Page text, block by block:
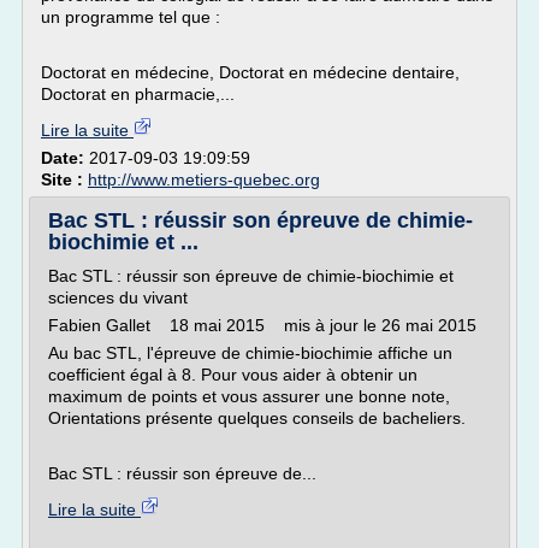
un programme tel que :
Doctorat en médecine, Doctorat en médecine dentaire,
Doctorat en pharmacie,...
Lire la suite
Date: 2017-09-03 19:09:59
Site : http://www.metiers-quebec.org
Bac STL : réussir son épreuve de chimie-
biochimie et ...
Bac STL : réussir son épreuve de chimie-biochimie et
sciences du vivant
Fabien Gallet 18 mai 2015 mis à jour le 26 mai 2015
Au bac STL, l'épreuve de chimie-biochimie affiche un
coefficient égal à 8. Pour vous aider à obtenir un
maximum de points et vous assurer une bonne note,
Orientations présente quelques conseils de bacheliers.
Bac STL : réussir son épreuve de...
Lire la suite